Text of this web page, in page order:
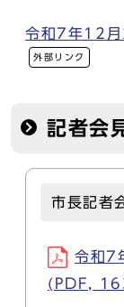
令和7年12
外部リンク
記者会
市長記者
令和7
(PDF,